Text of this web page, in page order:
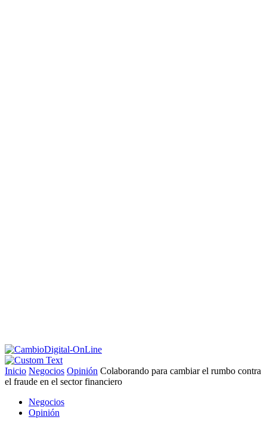
Inicio Negocios Opinión Colaborando para cambiar el rumbo contra
el fraude en el sector financiero
Negocios
Opinión